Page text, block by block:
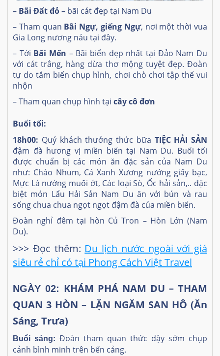
– Bãi Đất đỏ– bãi cát đẹp tại Nam Du
– Tham quan Bãi Ngự, giếng Ngự, nơi một thời vua
Gia Long nương náu tại đây.
– Tới Bãi Mến – Bãi biển đẹp nhất tại Đảo Nam Du
với cát trắng, hàng dừa thơ mộng tuyệt đẹp. Đoàn
tự do tắm biển chụp hình, chơi chò chơi tập thể vui
nhộn
– Tham quan chụp hình tại cây cô đơn
Buổi tối:
18h00: Quý khách thưởng thức bữa TIỆC HẢI SẢN
đậm đà hương vị miền biển tại Nam Du. Buổi tối
được chuẩn bị các món ăn đặc sản của Nam Du
như: Cháo Nhum, Cá Xanh Xương nướng giấy bạc,
Mực Lá nướng muối ớt, Các loại Sò, Ốc hải sản,.. đặc
biệt món Lẩu Hải Sản Nam Du ăn với bún và rau
sống chua chua ngọt ngọt đậm đà của miền biển.
Đoàn nghỉ đêm tại hòn Củ Tron – Hòn Lớn (Nam
Du).
>>> Đọc thêm: Du lịch nước ngoài với giá
siêu rẻ chỉ có tại Phong Cách Việt Travel
NGÀY 02: KHÁM PHÁ NAM DU – THAM
QUAN 3 HÒN – LẶN NGĂM SAN HÔ (Ăn
Sáng, Trưa)
Buổi sáng: Đoàn tham quan thức dậy sớm chụp
cảnh bình minh trên bến cảng.